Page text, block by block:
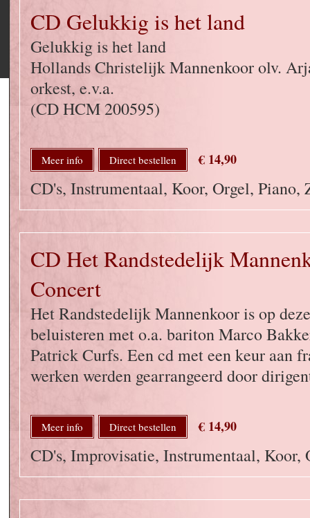
CD Gelukkig is het land
Gelukkig is het land
Hollands Christelijk Mannenkoor olv.
orkest, e.v.a.
(CD HCM 200595)
Meer info Direct bestellen € 14,90
CD's, Instrumentaal, Koor, Orgel, Piano,
CD Het Randstedelijk
Concert
Het Randstedelijk Mannenkoor is op
beluisteren met o.a. bariton Marco
Patrick Curfs. Een cd met een keur aan
werken werden gearrangeerd door
Meer info Direct bestellen € 14,90
CD's, Improvisatie, Instrumentaal, Koor,